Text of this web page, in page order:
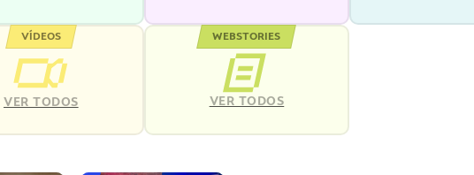
VÍDEOS
VER TODOS
WEBSTORIES
VER TODOS